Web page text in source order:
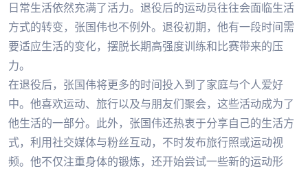
日常生活依然充满了活力。退役后的运动员往往会面临生活
方式的转变，张国伟也不例外。退役初期，他有一段时间需
要适应生活的变化，摆脱长期高强度训练和比赛带来的压
力。
在退役后，张国伟将更多的时间投入到了家庭与个人爱好
中。他喜欢运动、旅行以及与朋友们聚会，这些活动成为了
他生活的一部分。此外，张国伟还热衷于分享自己的生活方
式，利用社交媒体与粉丝互动，不时发布旅行照或运动视
频。他不仅注重身体的锻炼，还开始尝试一些新的运动形